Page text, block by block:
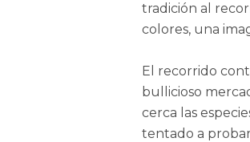
tradición al
colores, una
El recorrido
bullicioso
cerca las
tentado a